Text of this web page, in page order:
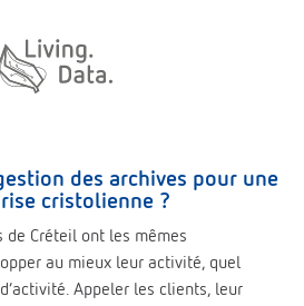
des archives pour une
cristolienne ?
de Créteil ont les mêmes
au mieux leur activité, quel
Appeler les clients, leur